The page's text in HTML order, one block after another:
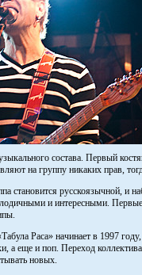
состава. Первый
на группу никаких прав,
становится русскоязычной, и
и интересными.
Раса» начинает в 1997
а еще и поп. Переход
новых.